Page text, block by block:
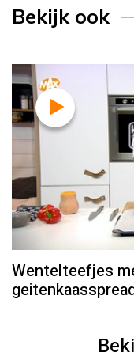
Bekijk ook
Wentelteefjes